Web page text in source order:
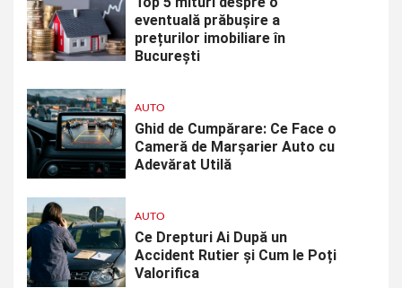
eventuală prăbușire a
prețurilor imobiliare în
București
AUTO
Ghid de Cumpărare: Ce Face o
Cameră de Marșarier Auto cu
Adevărat Utilă
AUTO
Ce Drepturi Ai După un
Accident Rutier și Cum le Poți
Valorifica